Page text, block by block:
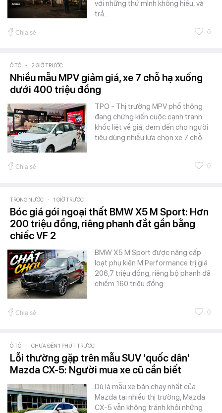
với những thứ mình không hiểu, và
trả…
Chia sẻ 0
Ô TÔ - 2 GIỜ TRƯỚC
Nhiều mẫu MPV giảm giá, xe 7 chỗ hạ xuống
dưới 400 triệu đồng
TPO - Thị trường MPV phổ thông
đang chứng kiến cuộc cạnh tranh
khốc liệt về giá, đem đến cho người
tiêu dùng nhiều lựa chọn xe 7 chỗ…
Chia sẻ 0
TRONG NƯỚC - 1 GIỜ TRƯỚC
Bóc giá gói ngoại thất BMW X5 M Sport: Hơn
200 triệu đồng, riêng phanh đắt gần bằng
chiếc VF 2
BMW X5 M Sport được nâng cấp
loạt phụ kiện M Performance trị giá
206,7 triệu đồng, riêng bộ phanh đã
chiếm 160 triệu đồng.
Chia sẻ 0
Ô TÔ - CHƯA ĐẾN 1 PHÚT TRƯỚC
Lỗi thường gặp trên mẫu SUV 'quốc dân'
Mazda CX-5: Người mua xe cũ cần biết
Dù là mẫu xe bán chạy nhất của
Mazda tại nhiều thị trường, Mazda
CX-5 vẫn không tránh khỏi những